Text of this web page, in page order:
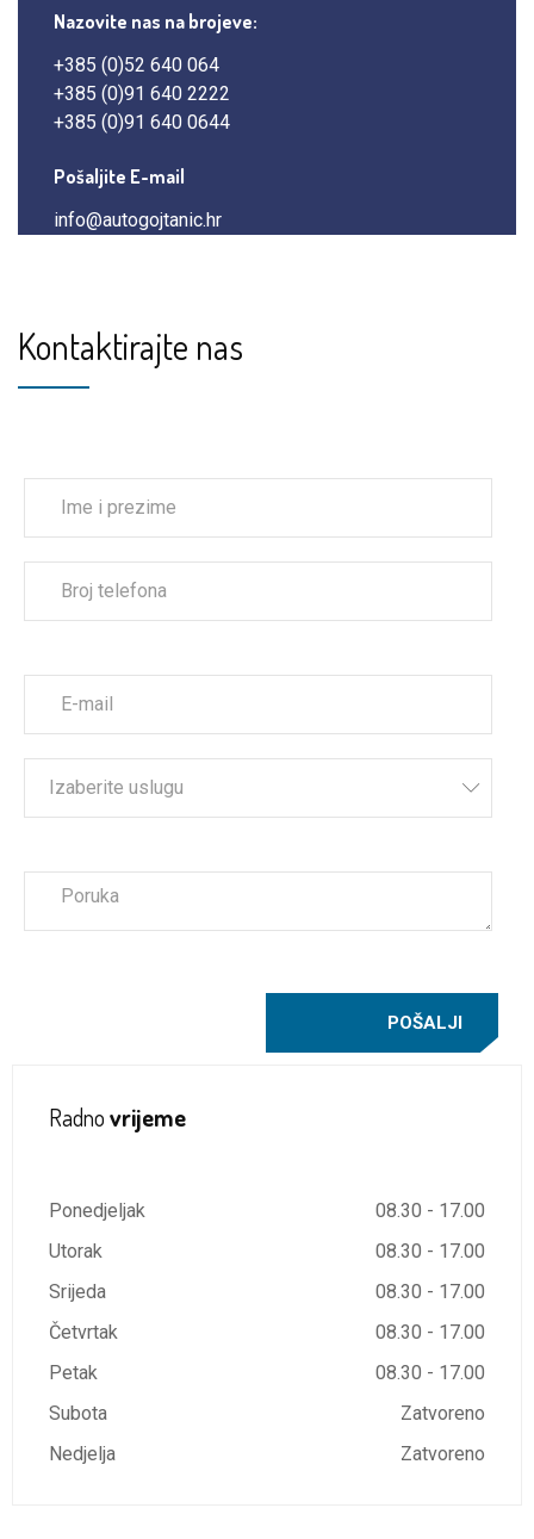
Nazovite nas na brojeve:
+385 (0)52 640 064
+385 (0)91 640 2222
+385 (0)91 640 0644
Pošaljite E-mail
info@autogojtanic.hr
Kontaktirajte nas
Izaberite uslugu
Radnovrijeme
Ponedjeljak
08.30 - 17.00
Utorak
08.30 - 17.00
Srijeda
08.30 - 17.00
Četvrtak
08.30 - 17.00
Petak
08.30 - 17.00
Subota
Zatvoreno
Nedjelja
Zatvoreno